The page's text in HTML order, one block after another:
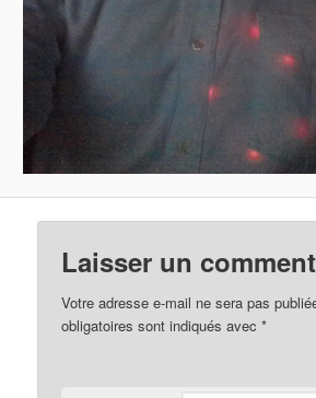
Laisser un
Votre adresse e-mail ne sera pas
obligatoires sont indiqués avec*